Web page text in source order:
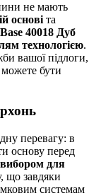
не мають
основі та
40018 Дуб
технологією.
вашої підлоги,
бути
перевагу: в
основу перед
для
що завдяки
системам